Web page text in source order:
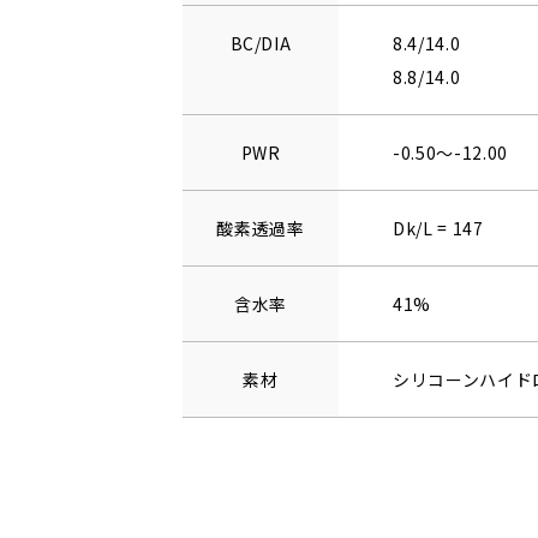
BC/DIA
8.4/14.0
8.8/14.0
PWR -0.50～-12.00
酸素透過率 Dk/L = 147
含水率 41%
素材 シリコーンハイド